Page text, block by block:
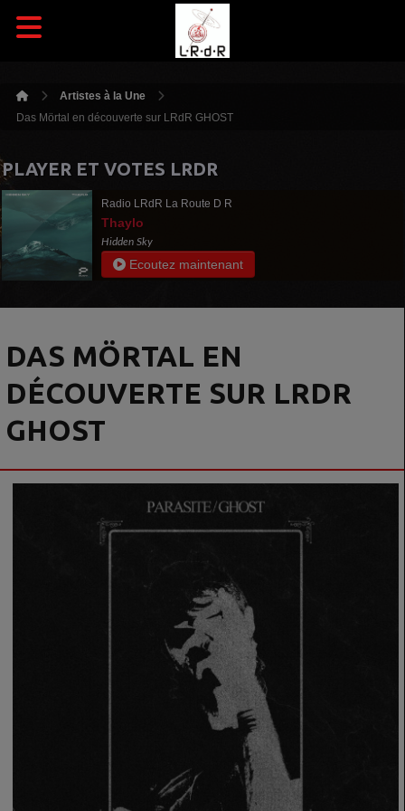
Artistes à la Une
Das Mörtal en découverte sur LRdR GHOST
PLAYER ET VOTES LRDR
Radio LRdR La Route D R
Thaylo
Hidden Sky
Ecoutez maintenant
DAS MÖRTAL EN
DÉCOUVERTE SUR LRDR
GHOST